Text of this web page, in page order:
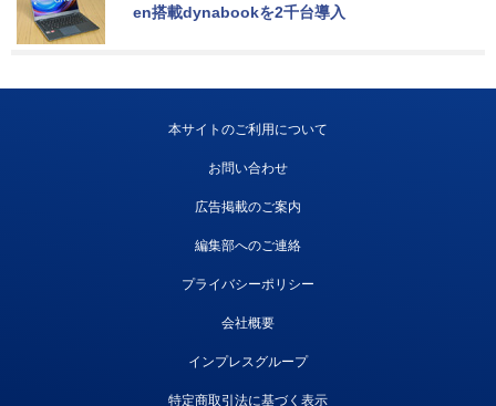
en搭載dynabookを2千台導入
本サイトのご利用について
お問い合わせ
広告掲載のご案内
編集部へのご連絡
プライバシーポリシー
会社概要
インプレスグループ
特定商取引法に基づく表示